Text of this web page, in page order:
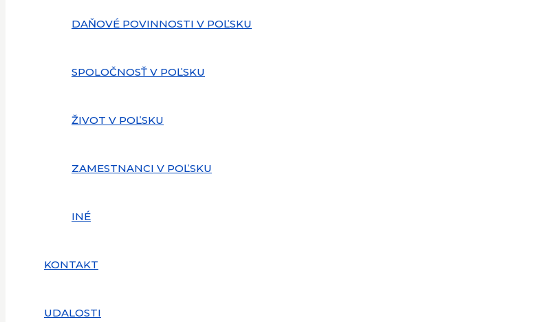
DAŇOVÉ POVINNOSTI V POĽSKU
SPOLOČNOSŤ V POĽSKU
ŽIVOT V POĽSKU
ZAMESTNANCI V POĽSKU
INÉ
KONTAKT
UDALOSTI